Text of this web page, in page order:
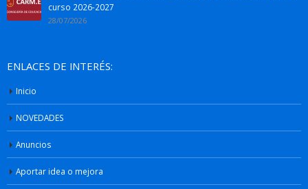
curso 2026-2027
28/07/2026
ENLACES DE INTERÉS:
Inicio
NOVEDADES
Anuncios
Aportar idea o mejora